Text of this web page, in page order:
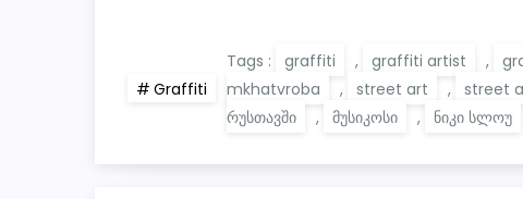
Graffiti
Tags : graffiti , graffiti artist ,
mkhatvroba
, street art , street
რუსთავში
, მუსიკოსი , ნიკი სლოუ